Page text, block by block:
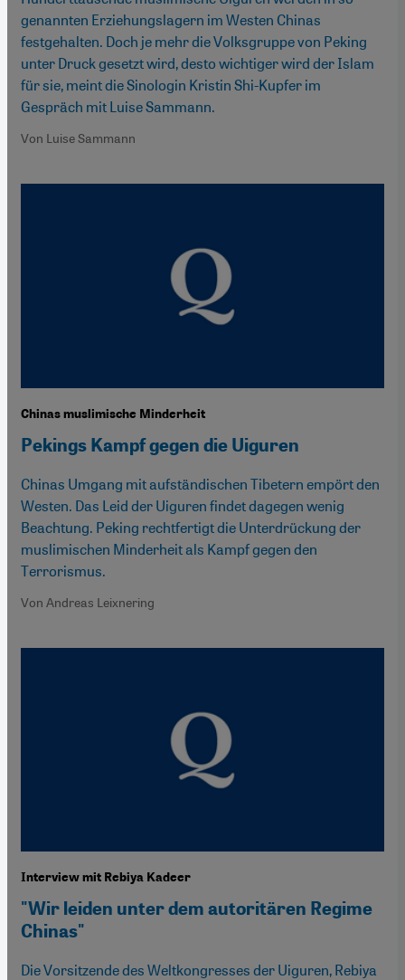
genannten Erziehungslagern im Westen Chinas
festgehalten. Doch je mehr die Volksgruppe von Peking
unter Druck gesetzt wird, desto wichtiger wird der Islam
für sie, meint die Sinologin Kristin Shi-Kupfer im
Gespräch mit Luise Sammann.
Von Luise Sammann
Chinas muslimische Minderheit
Pekings Kampf gegen die Uiguren
Chinas Umgang mit aufständischen Tibetern empört den
Westen. Das Leid der Uiguren findet dagegen wenig
Beachtung. Peking rechtfertigt die Unterdrückung der
muslimischen Minderheit als Kampf gegen den
Terrorismus.
Von Andreas Leixnering
Interview mit Rebiya Kadeer
"Wir leiden unter dem autoritären Regime
Chinas"
Die Vorsitzende des Weltkongresses der Uiguren, Rebiya